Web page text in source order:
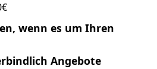
wenn es um Ihren
Angebote